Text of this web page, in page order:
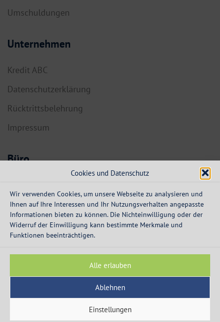
Cookies und Datenschutz
Wir verwenden Cookies, um unsere Webseite zu analysieren und
Ihnen auf Ihre Interessen und Ihr Nutzungsverhalten angepasste
Informationen bieten zu können. Die Nichteinwilligung oder der
Widerruf der Einwilligung kann bestimmte Merkmale und
Funktionen beeinträchtigen.
Alle erlauben
Ablehnen
Einstellungen
Umschuldungen
Unternehmen
Kredit ABC
Datenschutzerklärung
Rücktrittsbelehrung
Impressum
Büro
Dorf 55a
info@expresskredit.at
MO-DO:
08:30 – 12:30 Uhr
13:30 – 16:00 Uhr
© 2003 - 2026 - Express Kredit - die Spezialisten für